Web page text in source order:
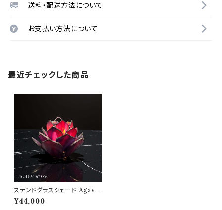
送料・配送方法について
お支払い方法について
最近チェックした商品
ステンドグラスシェード Agave
ROSE ／アガベ・ロゼ 802PR
ODUCTS シェード ステンドグ
¥44,000